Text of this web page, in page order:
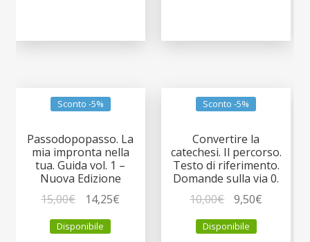
Sconto -5%
Passodopopasso. La
mia impronta nella
tua. Guida vol. 1 –
Nuova Edizione
15,00€
prezzo
originale
14,25€
Disponibile
Sconto -5%
Convertire la
catechesi. Il percorso.
Testo di riferimento.
Domande sulla via 0.
10,00€
prezzo
originale
9,50€
Disponibile